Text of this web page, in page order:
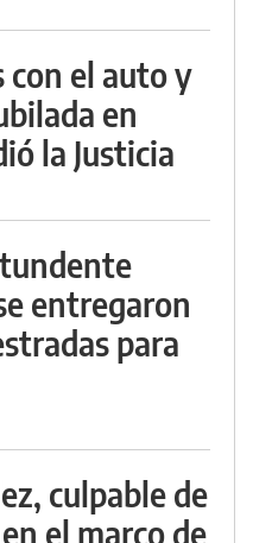
con el auto y
en
la Justicia
entregaron
para
culpable de
el marco de